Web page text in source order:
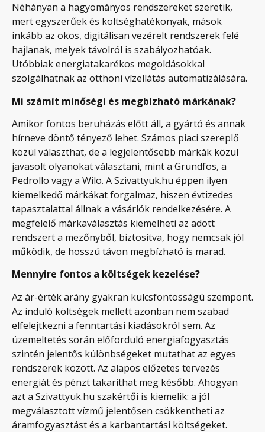
Néhányan a hagyományos rendszereket szeretik,
mert egyszerűek és költséghatékonyak, mások
inkább az okos, digitálisan vezérelt rendszerek felé
hajlanak, melyek távolról is szabályozhatóak.
Utóbbiak energiatakarékos megoldásokkal
szolgálhatnak az otthoni vízellátás automatizálására.
Mi számít minőségi és megbízható márkának?
Amikor fontos beruházás előtt áll, a gyártó és annak
hírneve döntő tényező lehet. Számos piaci szereplő
közül választhat, de a legjelentősebb márkák közül
javasolt olyanokat választani, mint a Grundfos, a
Pedrollo vagy a Wilo. A Szivattyuk.hu éppen ilyen
kiemelkedő márkákat forgalmaz, hiszen évtizedes
tapasztalattal állnak a vásárlók rendelkezésére. A
megfelelő márkaválasztás kiemelheti az adott
rendszert a mezőnyből, biztosítva, hogy nemcsak jól
működik, de hosszú távon megbízható is marad.
Mennyire fontos a költségek kezelése?
Az ár-érték arány gyakran kulcsfontosságú szempont.
Az induló költségek mellett azonban nem szabad
elfelejtkezni a fenntartási kiadásokról sem. Az
üzemeltetés során előforduló energiafogyasztás
szintén jelentős különbségeket mutathat az egyes
rendszerek között. Az alapos előzetes tervezés
energiát és pénzt takaríthat meg később. Ahogyan
azt a Szivattyuk.hu szakértői is kiemelik: a jól
megválasztott vízmű jelentősen csökkentheti az
áramfogyasztást és a karbantartási költségeket.